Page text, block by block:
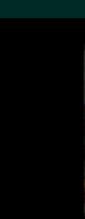
关于
探索世界
一世纪视